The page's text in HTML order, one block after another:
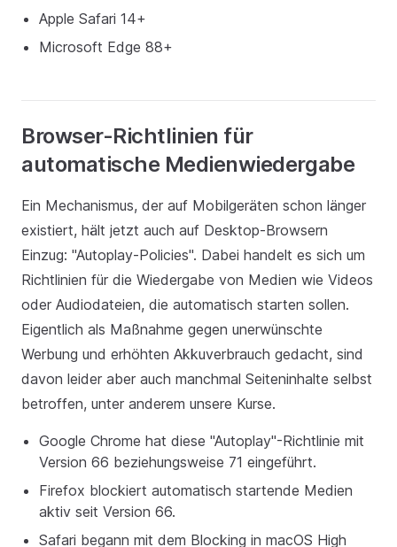
Apple Safari 14+
Microsoft Edge 88+
Browser-Richtlinien für
automatische Medienwiedergabe
Ein Mechanismus, der auf Mobilgeräten schon länger
existiert, hält jetzt auch auf Desktop-Browsern
Einzug: "Autoplay-Policies". Dabei handelt es sich um
Richtlinien für die Wiedergabe von Medien wie Videos
oder Audiodateien, die automatisch starten sollen.
Eigentlich als Maßnahme gegen unerwünschte
Werbung und erhöhten Akkuverbrauch gedacht, sind
davon leider aber auch manchmal Seiteninhalte selbst
betroffen, unter anderem unsere Kurse.
Google Chrome hat diese "Autoplay"-Richtlinie mit
Version 66 beziehungsweise 71 eingeführt.
Firefox blockiert automatisch startende Medien
aktiv seit Version 66.
Safari begann mit dem Blocking in macOS High